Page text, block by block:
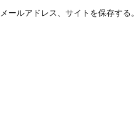
ールアドレス、サイトを保存する。